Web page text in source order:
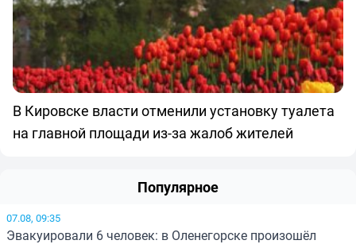
В Кировске власти отменили установку туалета
на главной площади из-за жалоб жителей
Популярное
07.08, 09:35
Эвакуировали 6 человек: в Оленегорске произошёл